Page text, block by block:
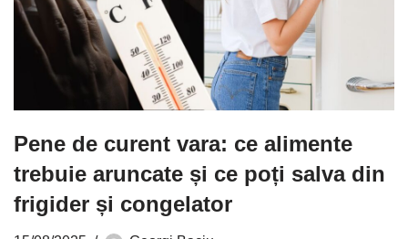
Pene de curent vara: ce alimente
trebuie aruncate și ce poți salva din
frigider și congelator